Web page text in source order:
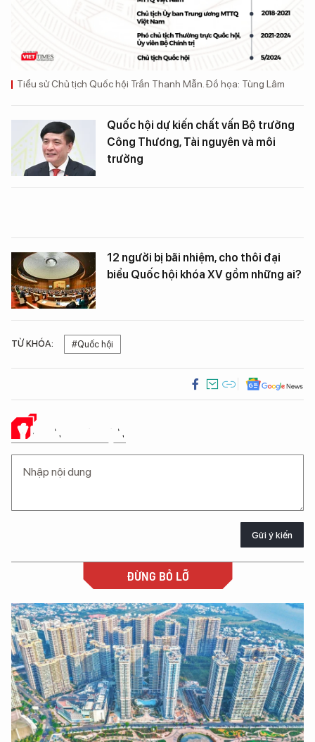
Tiểu sử Chủ tịch Quốc hội Trần Thanh Mẫn. Đồ họa: Tùng Lâm
Quốc hội dự kiến chất vấn Bộ trưởng
Công Thương, Tài nguyên và môi
trường
12 người bị bãi nhiệm, cho thôi đại
biểu Quốc hội khóa XV gồm những ai?
TỪ KHÓA: #Quốc hội
Ý KIẾN CỦA BẠN
Gửi ý kiến
ĐỪNG BỎ LỠ